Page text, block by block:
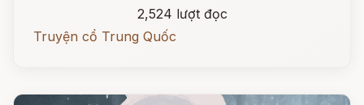
2,524 lượt đọc
Truyện cổ Trung Quốc